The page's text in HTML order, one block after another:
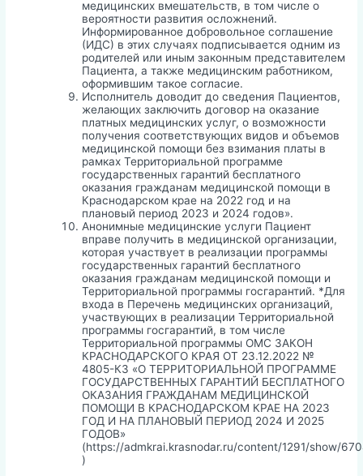
медицинских вмешательств, в том числе о
вероятности развития осложнений.
Информированное добровольное соглашение
(ИДС) в этих случаях подписывается одним из
родителей или иным законным представителем
Пациента, а также медицинским работником,
оформившим такое согласие.
Исполнитель доводит до сведения Пациентов,
желающих заключить договор на оказание
платных медицинских услуг, о возможности
получения соответствующих видов и объемов
медицинской помощи без взимания платы в
рамках Территориальной программе
государственных гарантий бесплатного
оказания гражданам медицинской помощи в
Краснодарском крае на 2022 год и на
плановый период 2023 и 2024 годов».
Анонимные медицинские услуги Пациент
вправе получить в медицинской организации,
которая участвует в реализации программы
государственных гарантий бесплатного
оказания гражданам медицинской помощи и
Территориальной программы госгарантий. *Для
входа в Перечень медицинских организаций,
участвующих в реализации Территориальной
программы госгарантий, в том числе
Территориальной программы ОМС ЗАКОН
КРАСНОДАРСКОГО КРАЯ ОТ 23.12.2022 №
4805-КЗ «О ТЕРРИТОРИАЛЬНОЙ ПРОГРАММЕ
ГОСУДАРСТВЕННЫХ ГАРАНТИЙ БЕСПЛАТНОГО
ОКАЗАНИЯ ГРАЖДАНАМ МЕДИЦИНСКОЙ
ПОМОЩИ В КРАСНОДАРСКОМ КРАЕ НА 2023
ГОД И НА ПЛАНОВЫЙ ПЕРИОД 2024 И 2025
ГОДОВ»
(https://admkrai.krasnodar.ru/content/1291/show/
)